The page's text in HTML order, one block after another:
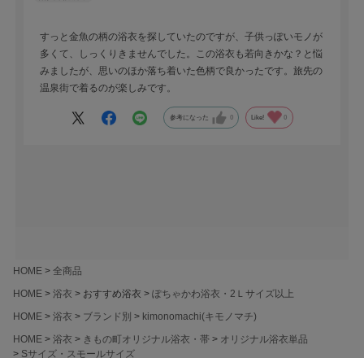
すっと金魚の柄の浴衣を探していたのですが、子供っぽいモノが
多くて、しっくりきませんでした。この浴衣も若向きかな？と悩
みましたが、思いのほか落ち着いた色柄で良かったです。旅先の
温泉街で着るのが楽しみです。
参考になった 0 Like! 0
HOME
全商品
HOME
浴衣 おすすめ浴衣
ぽちゃかわ浴衣・2Ｌサイズ以上
HOME
浴衣 ブランド別
kimonomachi(キモノマチ)
HOME
浴衣 きもの町オリジナル浴衣・帯
オリジナル浴衣単品
Sサイズ・スモールサイズ